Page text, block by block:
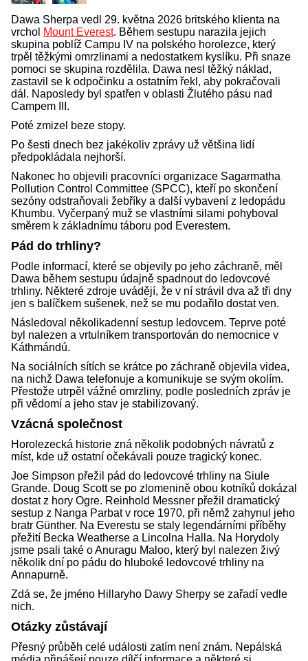
Dawa Sherpa vedl 29. května 2026 britského klienta na
vrchol Mount Everest. Během sestupu narazila jejich
skupina poblíž Campu IV na polského horolezce, který
trpěl těžkými omrzlinami a nedostatkem kyslíku. Při snaze
pomoci se skupina rozdělila. Dawa nesl těžký náklad,
zastavil se k odpočinku a ostatním řekl, aby pokračovali
dál. Naposledy byl spatřen v oblasti Žlutého pásu nad
Campem III.
Poté zmizel beze stopy.
Po šesti dnech bez jakékoliv zprávy už většina lidí
předpokládala nejhorší.
Nakonec ho objevili pracovníci organizace Sagarmatha
Pollution Control Committee (SPCC), kteří po skončení
sezóny odstraňovali žebříky a další vybavení z ledopádu
Khumbu. Vyčerpaný muž se vlastními silami pohyboval
směrem k základnímu táboru pod Everestem.
Pád do trhliny?
Podle informací, které se objevily po jeho záchraně, měl
Dawa během sestupu údajně spadnout do ledovcové
trhliny. Některé zdroje uvádějí, že v ní strávil dva až tři dny
jen s balíčkem sušenek, než se mu podařilo dostat ven.
Následoval několikadenní sestup ledovcem. Teprve poté
byl nalezen a vrtulníkem transportován do nemocnice v
Káthmándú.
Na sociálních sítích se krátce po záchraně objevila videa,
na nichž Dawa telefonuje a komunikuje se svým okolím.
Přestože utrpěl vážné omrzliny, podle posledních zpráv je
při vědomí a jeho stav je stabilizovaný.
Vzácná společnost
Horolezecká historie zná několik podobných návratů z
míst, kde už ostatní očekávali pouze tragický konec.
Joe Simpson přežil pád do ledovcové trhliny na Siule
Grande. Doug Scott se po zlomenině obou kotníků dokázal
dostat z hory Ogre. Reinhold Messner přežil dramatický
sestup z Nanga Parbat v roce 1970, při němž zahynul jeho
bratr Günther. Na Everestu se staly legendárními příběhy
přežití Becka Weatherse a Lincolna Halla. Na Horydoly
jsme psali také o Anuragu Maloo, který byl nalezen živý
několik dní po pádu do hluboké ledovcové trhliny na
Annapurně.
Zdá se, že jméno Hillaryho Dawy Sherpy se zařadí vedle
nich.
Otázky zůstávají
Přesný průběh celé události zatím není znám. Nepálská